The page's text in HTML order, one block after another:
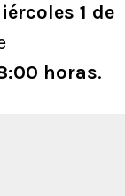
1 de
horas.